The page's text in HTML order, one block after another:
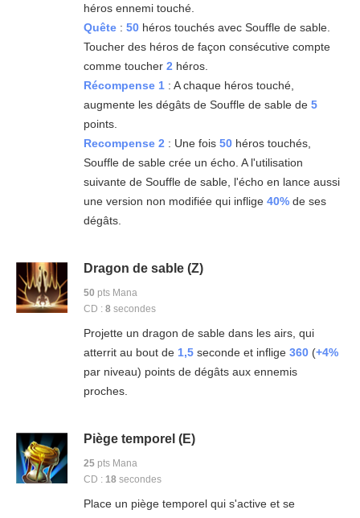
héros ennemi touché.
Quête: 50 héros touchés avec Souffle de sable.
Toucher des héros de façon consécutive compte
comme toucher 2 héros.
Récompense 1 : A chaque héros touché,
augmente les dégâts de Souffle de sable de 5
points.
Recompense 2 : Une fois 50 héros touchés,
Souffle de sable crée un écho. A l'utilisation
suivante de Souffle de sable, l'écho en lance aussi
une version non modifiée qui inflige 40%de ses
dégâts.
Dragon de sable (Z)
50 pts Mana
CD : 8secondes
Projette un dragon de sable dans les airs, qui
atterrit au bout de 1,5seconde et inflige 360(+4%
par niveau) points de dégâts aux ennemis
proches.
Piège temporel (E)
25pts Mana
CD : 18secondes
Place un piège temporel qui s'active et se